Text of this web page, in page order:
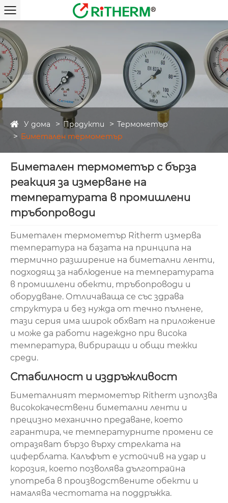
У дома Продукти
Термометър
Биметален термометър
Биметален термометър с бърза
реакция за измерване на
температурата в промишлени
тръбопроводи
Биметален термометър Ritherm измерва
температура на базата на принципа на
термично разширение на биметални ленти,
подходящ за наблюдение на температурата
в промишлени обекти, тръбопроводи и
оборудване. Отличаваща се със здрава
структура и без нужда от течно пълнене,
тази серия има широк обхват на приложение
и може да работи надеждно при висока
температура, вибриращи и общи тежки
среди.
Стабилност и издръжливост
Биметалният термометър Ritherm използва
висококачествени биметални ленти и
прецизно механично предаване, което
гарантира, че температурните промени се
отразяват бързо върху стрелката на
циферблата. Калъфът е устойчив на удар и
корозия, което позволява дълготрайна
употреба в производствените обекти и
намалява честотата на поддръжка.